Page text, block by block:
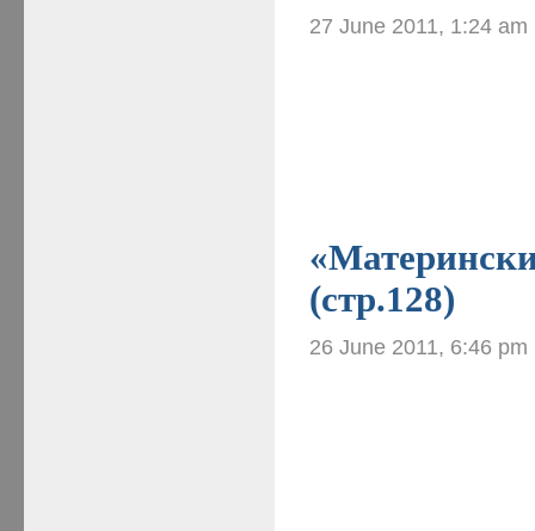
27 June 2011, 1:24 am
(стр.128)
26 June 2011, 6:46 pm